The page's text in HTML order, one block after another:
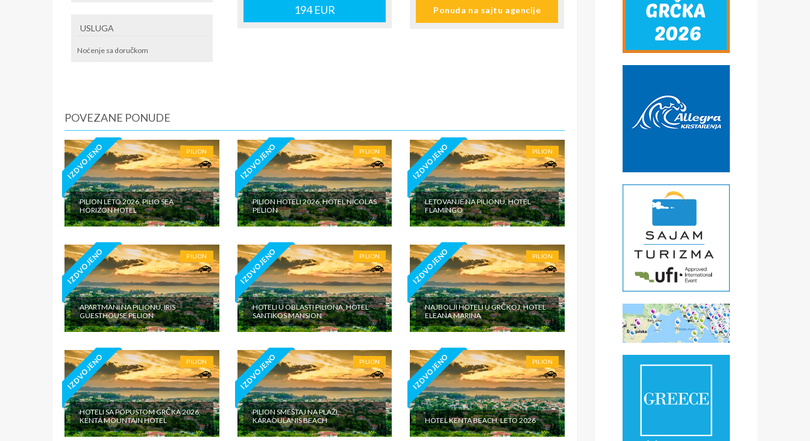
USLUGA
Noćenje sa doručkom
- boravišne takse (naknada za otpornost na klimatsku krizu) na destinaciji, plaćaju
plaćaju u valuti domicilne zemlje na licu mesta. - individualne troškove
194EUR Ponuda na sajtu agencije
POVEZANE PONUDE
IZDVOJENO PILION
PILION LETO 2026, PILIO SEA
HORIZON HOTEL
IZDVOJENO PILION
PILION HOTELI 2026, HOTEL NICOLAS
PELION
IZDVOJENO PILION
LETOVANJE NA PILIONU, HOTEL
FLAMINGO
IZDVOJENO PILION
APARTMANI NA PILIONU, IRIS
GUESTHOUSE PELION
IZDVOJENO PILION
HOTELI U OBLASTI PILIONA, HOTEL
SANTIKOS MANSION
IZDVOJENO PILION
NAJBOLJI HOTELI U GRČKOJ, HOTEL
ELEANA MARINA
IZDVOJENO PILION
HOTELI SA POPUSTOM GRČKA 2026,
KENTA MOUNTAIN HOTEL
IZDVOJENO PILION
PILION SMEŠTAJ NA PLAŽI,
KARAOULANIS BEACH
IZDVOJENO PILION
HOTEL KENTA BEACH, LETO 2026